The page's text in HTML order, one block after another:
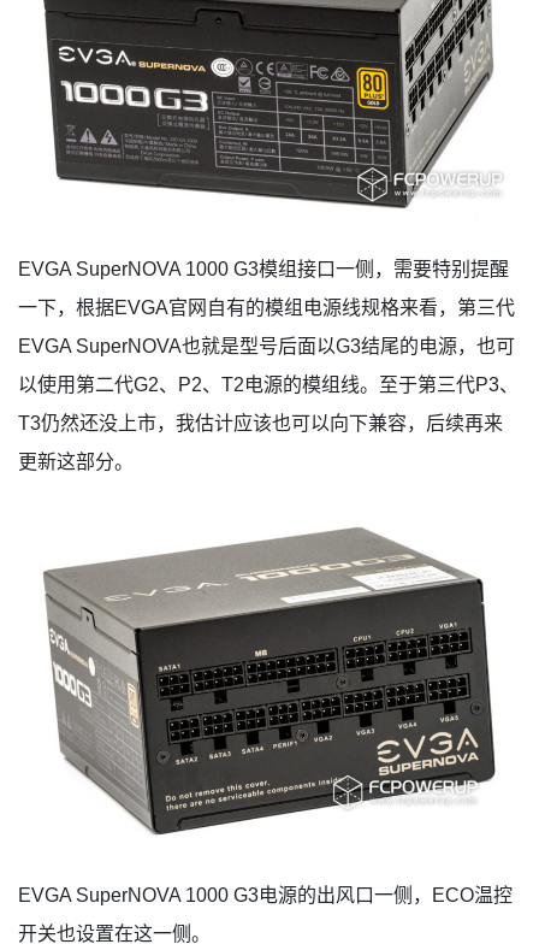
EVGA SuperNOVA 1000 G3模组接口一侧，需要特别提醒
一下，根据EVGA官网自有的模组电源线规格来看，第三代
EVGA SuperNOVA也就是型号后面以G3结尾的电源，也可
以使用第二代G2、P2、T2电源的模组线。至于第三代P3、
T3仍然还没上市，我估计应该也可以向下兼容，后续再来
更新这部分。
EVGA SuperNOVA 1000 G3电源的出风口一侧，ECO温控
开关也设置在这一侧。